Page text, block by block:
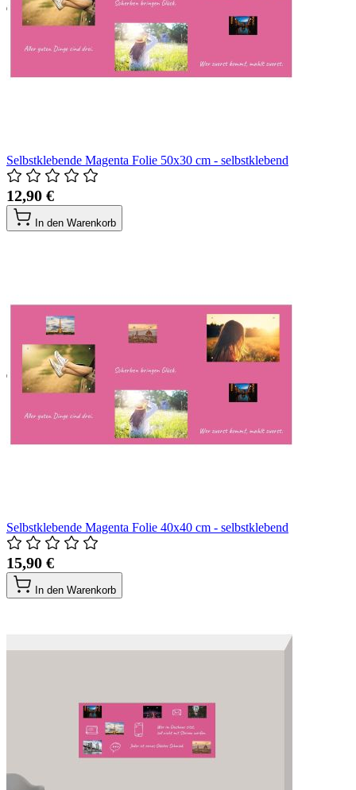
Selbstklebende Magenta Folie 50x30 cm - selbstklebend
12,90 €
In den Warenkorb
Selbstklebende Magenta Folie 40x40 cm - selbstklebend
15,90 €
In den Warenkorb